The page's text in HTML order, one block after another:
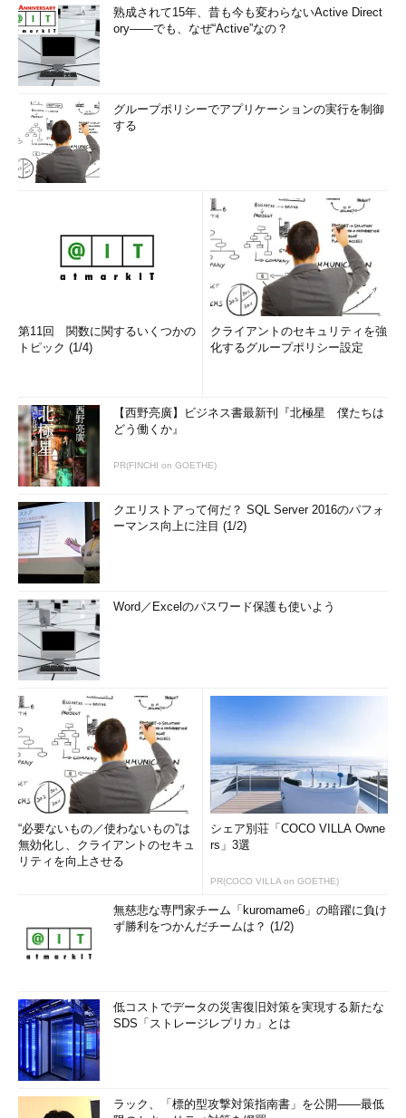
熟成されて15年、昔も今も変わらないActive Direct
ory――でも、なぜ“Active”なの？
グループポリシーでアプリケーションの実行を制御
する
第11回 関数に関するいくつかの
トピック (1/4)
クライアントのセキュリティを強
化するグループポリシー設定
【西野亮廣】ビジネス書最新刊『北極星 僕たちは
どう働くか』
PR(FINCHI on GOETHE)
クエリストアって何だ？ SQL Server 2016のパフォ
ーマンス向上に注目 (1/2)
Word／Excelのパスワード保護も使いよう
“必要ないもの／使わないもの”は
無効化し、クライアントのセキュ
リティを向上させる
シェア別荘「COCO VILLA Owne
rs」3選
PR(COCO VILLA on GOETHE)
無慈悲な専門家チーム「kuromame6」の暗躍に負け
ず勝利をつかんだチームは？ (1/2)
低コストでデータの災害復旧対策を実現する新たな
SDS「ストレージレプリカ」とは
ラック、「標的型攻撃対策指南書」を公開――最低